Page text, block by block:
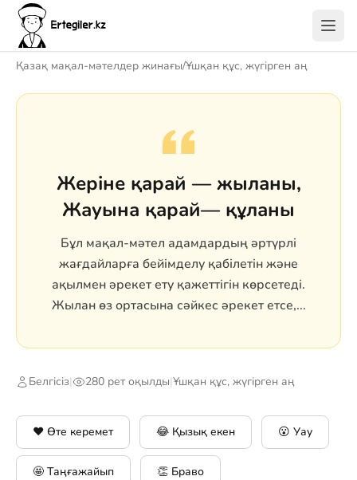
Қазақ мақал-мәтелдер жинағы/Ұшқан құс, жүгірген аң
Жеріне қарай — жыланы,
Жауына қарай— құланы
Бұл мақал-мәтел адамдардың әртүрлі
жағдайларға бейімделу қабілетін және
ақылмен әрекет ету қажеттігін көрсетеді.
Жылан өз ортасына сәйкес әрекет етсе,...
Белгісіз| 280 рет оқылды|Ұшқан құс, жүгірген аң
❤️ Өте керемет 😂 Қызық екен 😮 Уау
🤩 Таңғажайып 👏 Браво